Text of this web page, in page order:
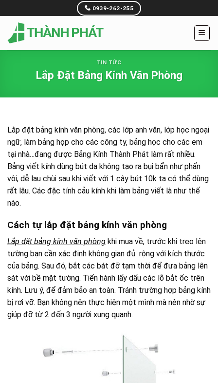
to
content
0939-262-255
TIN TỨC
Lắp Đặt Bảng Kính Văn Phòng
Lắp đặt bảng kính văn phòng, các lớp anh văn, lớp học ngoại
ngữ, làm bảng họp cho các công ty, bảng học cho các em
tại nhà…đang được Bảng Kính Thành Phát làm rất nhiều.
Bảng viết kính dùng bút dạ không tạo ra bụi bẩn như phấn
vôi, dễ lau chùi sau khi viết với 1 cây bút 10k ta có thể dùng
rất lâu. Các đặc tính cảu kính khi làm bảng viết là như thế
nào.
Cách tự lắp đặt bảng kính văn phòng
Lắp đặt bảng kính văn phòng khi mua về, trước khi treo lên
tường bạn cần xác định không gian đủ rộng với kích thước
của bảng. Sau đó, bắt các bát đỡ tạm thời để đưa bảng lên
sát với bề mặt tường. Tiến hành lấy dấu các lỗ bắt ốc trên
kính. Lưu ý, để đảm bảo an toàn. Tránh trường hợp bảng kính
bị rơi vỡ. Bạn không nên thực hiện một mình mà nên nhờ sự
giúp đỡ từ 2 đến 3 người xung quanh.